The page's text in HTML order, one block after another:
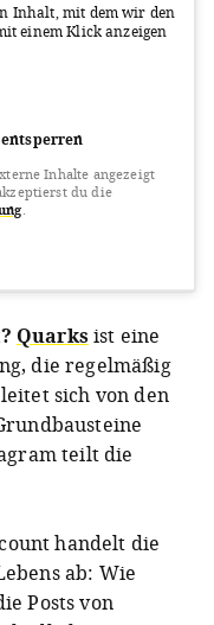
Inhalt, mit dem wir den
einem Klick anzeigen
Inhalte angezeigt
du die
Jan 6, 2019 at 11:45pm PST
Quarks ist eine
die regelmäßig
sich von den
teilt die
handelt die
ab: Wie
Posts von